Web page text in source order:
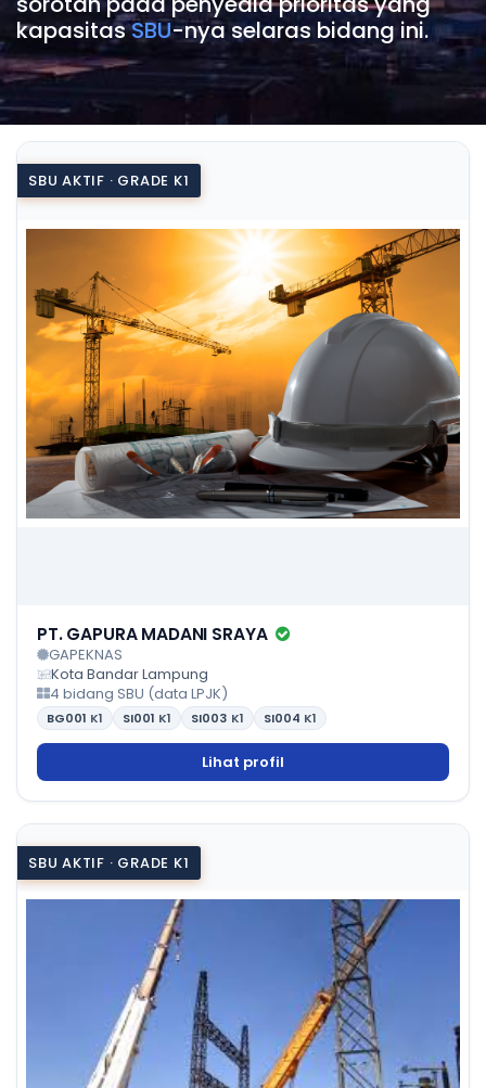
kapasitasSBU-nya selaras bidang ini.
SBU AKTIF · GRADE K1
PT. GAPURA MADANI SRAYA
GAPEKNAS
Kota Bandar Lampung
4 bidang SBU (data LPJK)
BG001 K1 SI001 K1 SI003 K1 SI004 K1
Lihat profil
SBU AKTIF · GRADE K1